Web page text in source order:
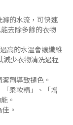
滌的水流，可快速
去除多餘的衣物
高的水溫會讓纖維
減少衣物清洗過程
劑導致褪色。
柔軟精」
、「增
。
。